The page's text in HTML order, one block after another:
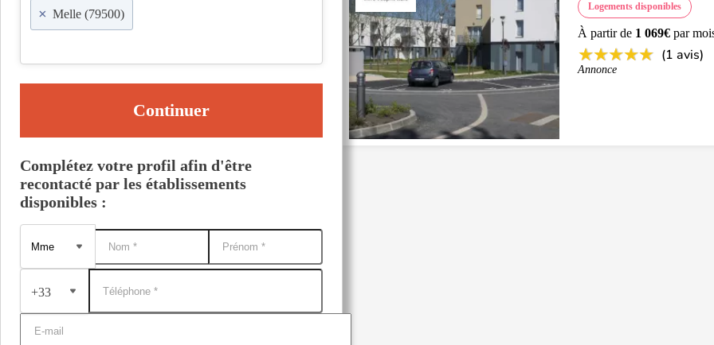
Logements disponibles
À partir de 1 069€ par
(1 avis)
Annonce
× Melle (79500)
Continuer
Complétez votre profil afin d'être
recontacté par les établissements
disponibles :
+33